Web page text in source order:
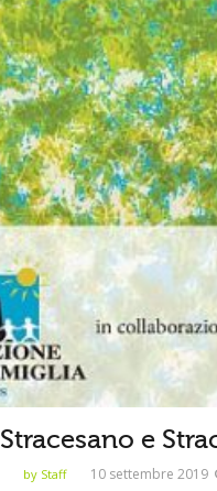
Stracesano e
by Staff 10 settembre 2019